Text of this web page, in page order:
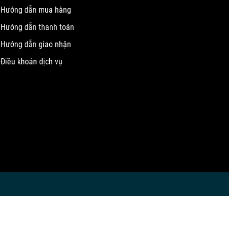
Hướng dẫn mua hàng
Hướng dẫn thanh toán
Hướng dẫn giao nhận
Điều khoản dịch vụ